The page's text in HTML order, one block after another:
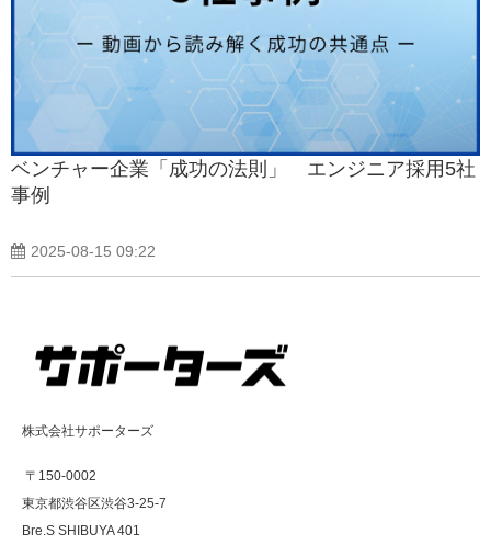
ベンチャー企業「成功の法則」 エンジニア採用5社
事例
2025-08-15 09:22
株式会社サポーターズ
〒150-0002
東京都渋谷区渋谷3-25-7
Bre.S SHIBUYA 401